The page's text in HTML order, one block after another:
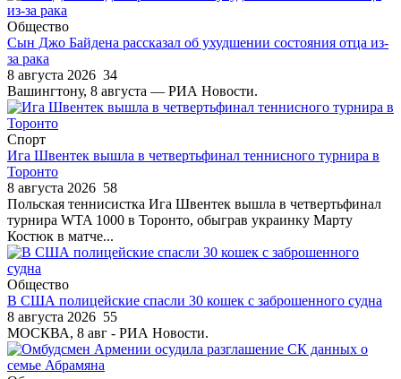
Общество
Сын Джо Байдена рассказал об ухудшении состояния отца из-
за рака
8 августа 2026 34
Вашингтону, 8 августа — РИА Новости.
Спорт
Ига Швентек вышла в четвертьфинал теннисного турнира в
Торонто
8 августа 2026 58
Польская теннисистка Ига Швентек вышла в четвертьфинал
турнира WTA 1000 в Торонто, обыграв украинку Марту
Костюк в матче...
Общество
В США полицейские спасли 30 кошек с заброшенного судна
8 августа 2026 55
МОСКВА, 8 авг - РИА Новости.